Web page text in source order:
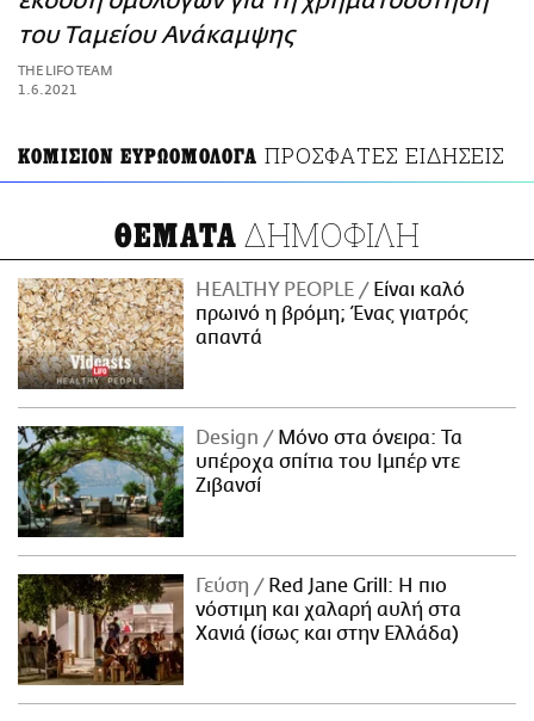
ΑΜΠΑ
PRINT
του Ταμείου Ανάκαμψης
THE LIFO TEAM
1.6.2021
ΚΟΜΙΣΙΟΝ ΕΥΡΩΟΜΟΛΟΓΑ ΠΡΟΣΦΑΤΕΣ ΕΙΔΗΣΕΙΣ
ΘΕΜΑΤΑ ΔΗΜΟΦΙΛΗ
HEALTHY PEOPLE
Είναι καλό
πρωινό η βρόμη; Ένας γιατρός
απαντά
Design
Μόνο στα όνειρα: Τα
υπέροχα σπίτια του Ιμπέρ ντε
Ζιβανσί
Γεύση
Red Jane Grill: Η πιο
νόστιμη και χαλαρή αυλή στα
Χανιά (ίσως και στην Ελλάδα)